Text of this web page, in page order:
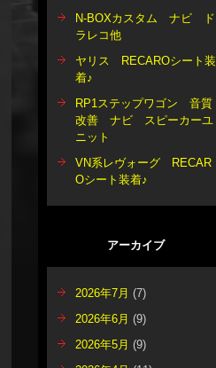
N-BOXカスタム ナビ ド
ラレコ他
ヤリス RECAROシート装
着♪
RP1ステップワゴン 音質
改善 ナビ スピーカーユ
ニット
VN系レヴォーグ RECAR
Oシート装着♪
アーカイブ
2026年7月 (7)
2026年6月 (9)
2026年5月 (9)